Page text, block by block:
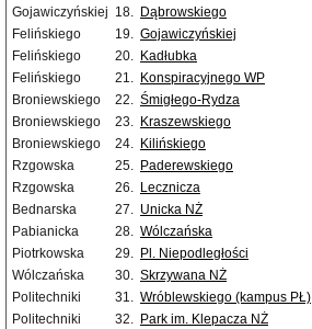
Gojawiczyńskiej 18. Dąbrowskiego
Felińskiego
19. Gojawiczyńskiej
Felińskiego
20. Kadłubka
Felińskiego
21. Konspiracyjnego WP
Broniewskiego
22. Śmigłego-Rydza
Broniewskiego
23. Kraszewskiego
Broniewskiego
24. Kilińskiego
Rzgowska
25. Paderewskiego
Rzgowska
26. Lecznicza
Bednarska
27. Unicka NŻ
Pabianicka
28. Wólczańska
Piotrkowska
29. Pl. Niepodległości
Wólczańska
30. Skrzywana NŻ
Politechniki
31. Wróblewskiego (kampus PŁ)
Politechniki
32. Park im. Klepacza NŻ